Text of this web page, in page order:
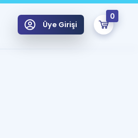
Üye Girişi
0